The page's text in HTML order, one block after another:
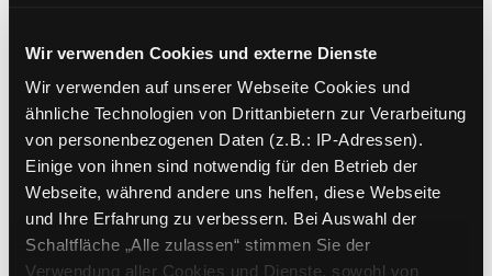
Wir verwenden Cookies und externe Dienste
Wir verwenden auf unserer Webseite Cookies und
ähnliche Technologien von Drittanbietern zur Verarbeitung
von personenbezogenen Daten (z.B.: IP-Adressen).
Einige von ihnen sind notwendig für den Betrieb der
Webseite, während andere uns helfen, diese Webseite
und Ihre Erfahrung zu verbessern. Bei Auswahl der
Schaltfläche „Alle zulassen“ stimmen Sie der
Verwendung aller Cookies und Dienste, sowohl von
Jahr:2007
Verlag:München, Knaur
Taschenbuch
Exemplar-Details von Die 7 Wege zur
Mediengruppe:Jugendbuch
Die 7 Wege zur Effektivität
für Jugentliche
ein Wegweiser für mehr Erfolg